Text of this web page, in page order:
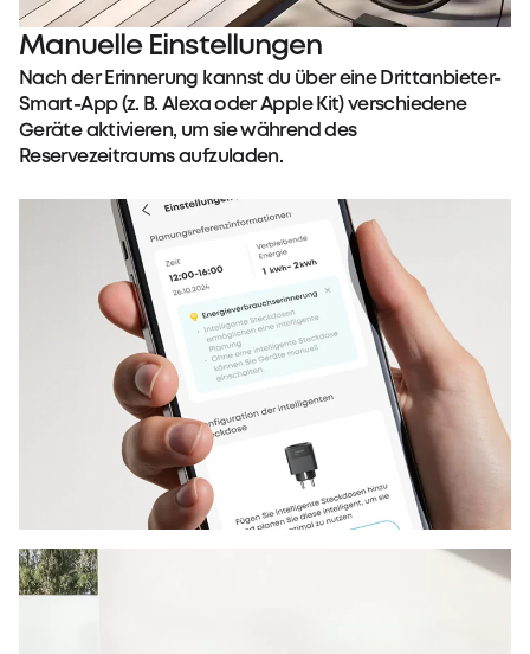
Manuelle Einstellungen
Nach der Erinnerung kannst du über eine Drittanbieter-
Smart-App (z. B. Alexa oder Apple Kit) verschiedene
Geräte aktivieren, um sie während des
Reservezeitraums aufzuladen.